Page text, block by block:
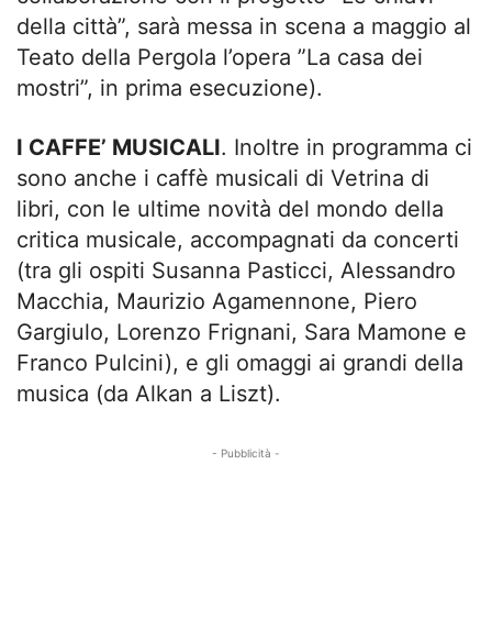
della città”, sarà messa in scena a maggio al
Teato della Pergola l’opera ”La casa dei
mostri”, in prima esecuzione).
I CAFFE’ MUSICALI. Inoltre in programma ci
sono anche i caffè musicali di Vetrina di
libri, con le ultime novità del mondo della
critica musicale, accompagnati da concerti
(tra gli ospiti Susanna Pasticci, Alessandro
Macchia, Maurizio Agamennone, Piero
Gargiulo, Lorenzo Frignani, Sara Mamone e
Franco Pulcini), e gli omaggi ai grandi della
musica (da Alkan a Liszt).
- Pubblicità -